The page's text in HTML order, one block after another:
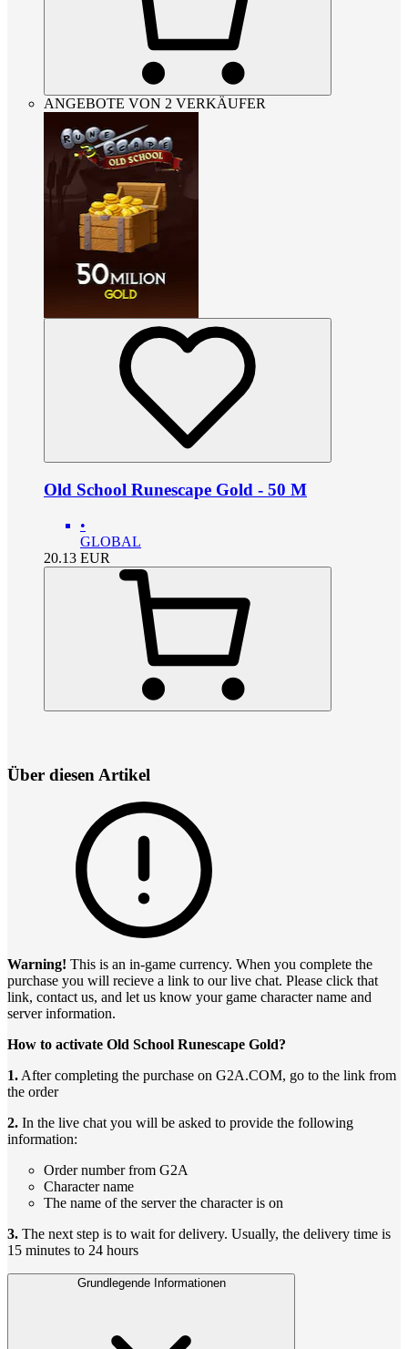
ANGEBOTE VON 2 VERKÄUFER
Old School Runescape Gold - 50 M
•
GLOBAL
20.13 EUR
Über diesen Artikel
Warning! This is an in-game currency. When you complete the
purchase you will recieve a link to our live chat. Please click that
link, contact us, and let us know your game character name and
server information.
How to activate Old School Runescape Gold?
1. After completing the purchase on G2A.COM, go to the link from
the order
2. In the live chat you will be asked to provide the following
information:
Order number from G2A
Character name
The name of the server the character is on
3. The next step is to wait for delivery. Usually, the delivery time is
15 minutes to 24 hours
Grundlegende Informationen